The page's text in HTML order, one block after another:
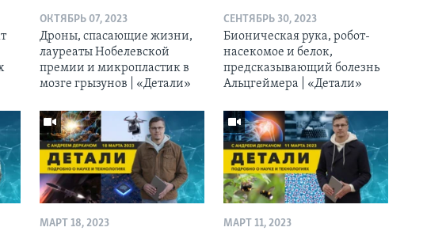
ОКТЯБРЬ 07, 2023
Дроны, спасающие жизни,
лауреаты Нобелевской
премии и микропластик в
мозге грызунов | «Детали»
СЕНТЯБРЬ 30, 2023
Бионическая рука, робот-
насекомое и белок,
предсказывающий болезнь
Альцгеймера | «Детали»
МАРТ 18, 2023 МАРТ 11, 2023